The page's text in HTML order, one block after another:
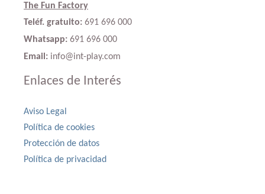
The Fun Factory
Teléf. gratuito: 691 696 000
Whatsapp: 691 696 000
Email: info@int-play.com
Enlaces de Interés
Aviso Legal
Política de cookies
Protección de datos
Política de privacidad